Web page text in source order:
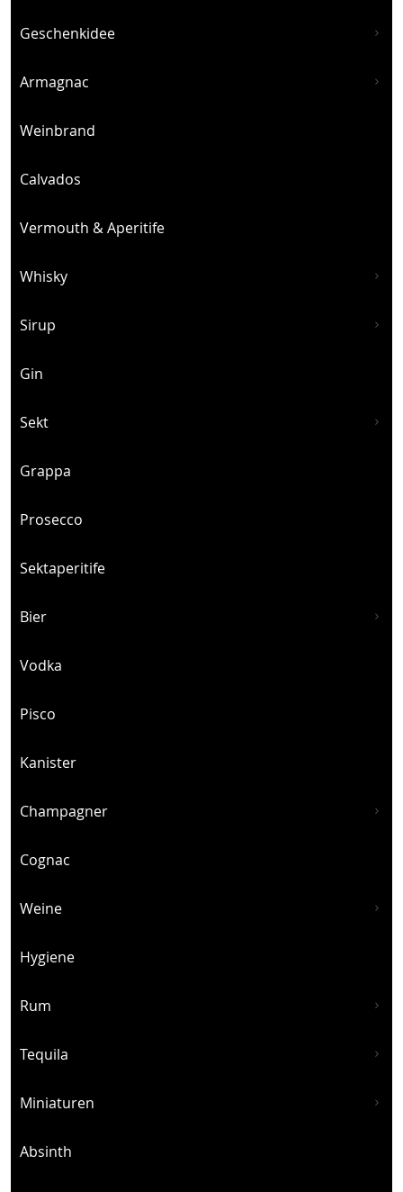
Geschenkidee
Armagnac
Weinbrand
Calvados
Vermouth & Aperitife
Whisky
Sirup
Gin
Sekt
Grappa
Prosecco
Sektaperitife
Bier
Vodka
Pisco
Kanister
Champagner
Cognac
Weine
Hygiene
Rum
Tequila
Miniaturen
Absinth